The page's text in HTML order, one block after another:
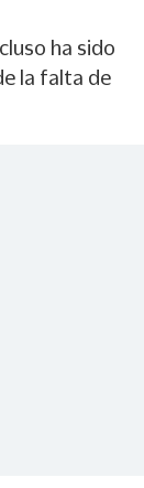
ha sido
la falta de